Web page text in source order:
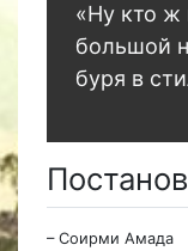
«Ну кто ж
большой
буря в
– Соирми Амада